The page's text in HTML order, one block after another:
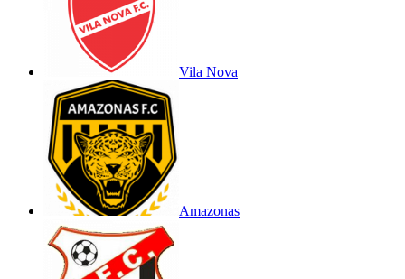
Vila Nova
Amazonas